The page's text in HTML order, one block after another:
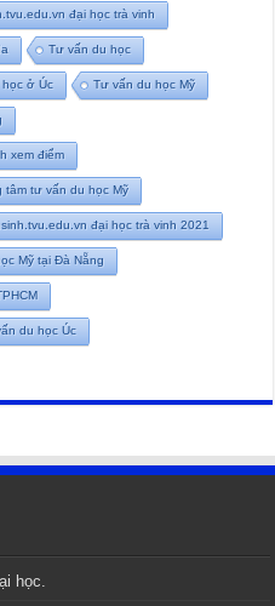
đại học trà vinh
Tư vấn du học
ở Úc Tư vấn du học Mỹ
xem điểm
tâm tư vấn du học Mỹ
đại học trà vinh 2021
Mỹ tại Đà Nẵng
du học Úc
học.